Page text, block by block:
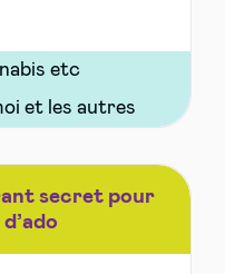
secret pour